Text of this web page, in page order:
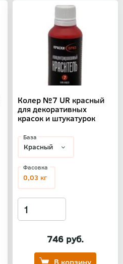
Колер №7 UR красный
для декоративных
красок и штукатурок
746 руб.
База
Фасовка
0,03 кг